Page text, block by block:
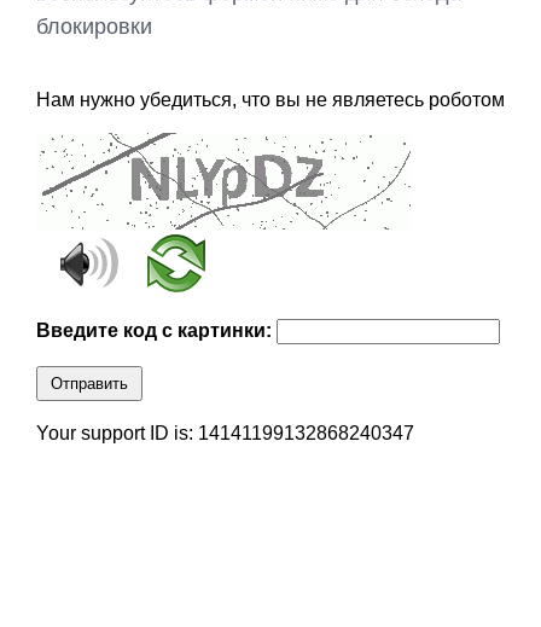
блокировки
Нам нужно убедиться, что вы не являетесь роботом
Введите код с картинки:
Отправить
Your support ID is: 14141199132868240347